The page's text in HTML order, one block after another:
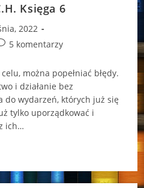
Księga 6
2022
5 komentarzy
można popełniać błędy.
i działanie bez
do wydarzeń, których już się
tylko uporządkować i
ich…